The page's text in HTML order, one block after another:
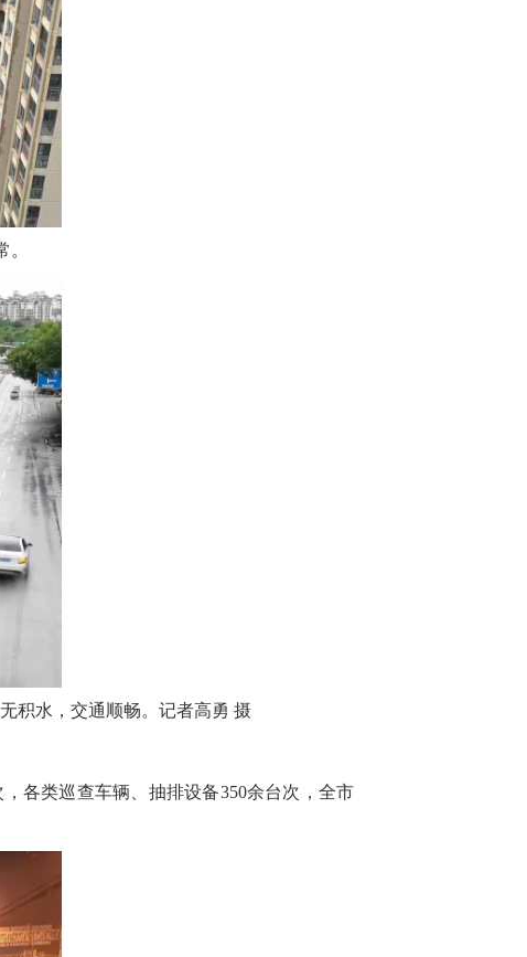
积水，交通顺畅。记者高勇 摄
各类巡查车辆、抽排设备350余台次，全市